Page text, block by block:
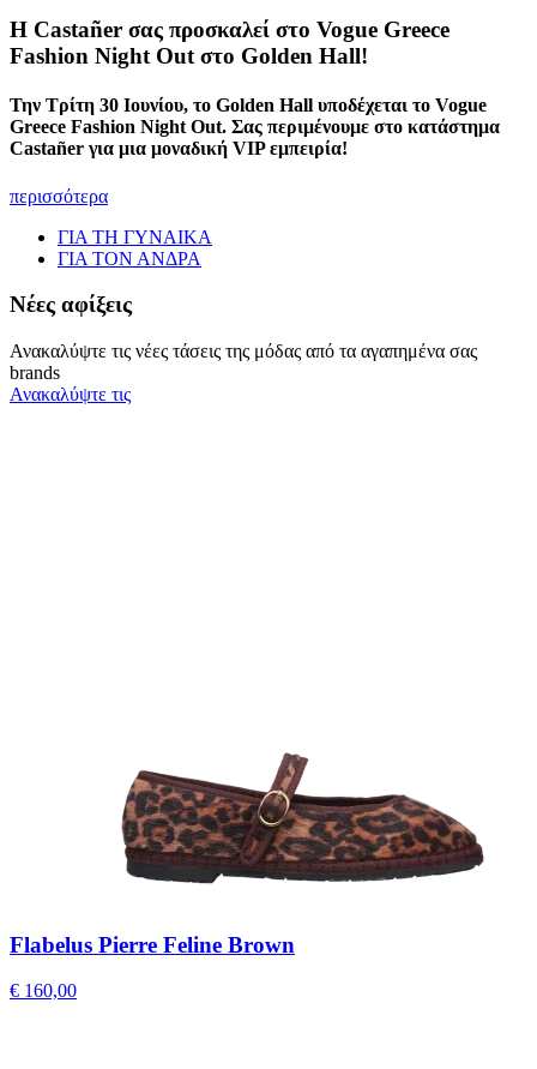
Η Castañer σας προσκαλεί στο Vogue Greece
Fashion Night Out στο Golden Hall!
Την Τρίτη 30 Ιουνίου, το Golden Hall υποδέχεται το Vogue
Greece Fashion Night Out. Σας περιμένουμε στο κατάστημα
Castañer για μια μοναδική VIP εμπειρία!
περισσότερα
ΓΙΑ ΤΗ ΓΥΝΑΙΚΑ
ΓΙΑ ΤΟΝ ΑΝΔΡΑ
Νέες αφίξεις
Ανακαλύψτε τις νέες τάσεις της μόδας από τα αγαπημένα σας
brands
Ανακαλύψτε τις
Flabelus Pierre Feline Brown
€ 160,00